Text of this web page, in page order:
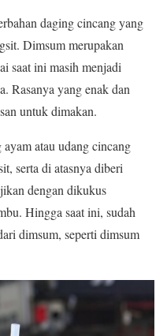
daging cincang yang
Dimsum merupakan
saat ini masih menjadi
Rasanya yang enak dan
untuk dimakan.
atau udang cincang
serta di atasnya diberi
dengan dikukus
Hingga saat ini, sudah
dimsum, seperti dimsum